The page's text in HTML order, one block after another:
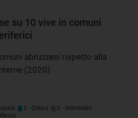
su 10 vive in comuni
abruzzesi rispetto alla
(2020)